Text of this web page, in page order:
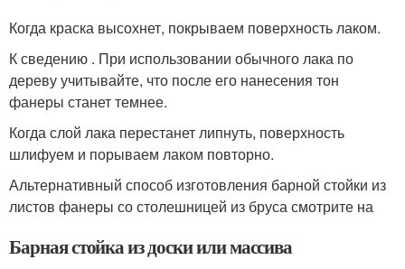
Когда краска высохнет, покрываем поверхность лаком.
К сведению . При использовании обычного лака по
дереву учитывайте, что после его нанесения тон
фанеры станет темнее.
Когда слой лака перестанет липнуть, поверхность
шлифуем и порываем лаком повторно.
Альтернативный способ изготовления барной стойки из
листов фанеры со столешницей из бруса смотрите на
Барная стойка из доски или массива